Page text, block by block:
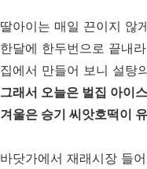
딸아이는 매일 끈이지 않
한달에 한두번으로 끝내
집에서 만들어 보니 설탕
그래서 오늘은 벌집 아이
겨울은 승기 씨앗호떡이
바닷가에서 재래시장 들